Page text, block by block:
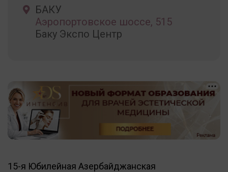
БАКУ
Аэропортовское шоссе, 515
Баку Экспо Центр
18+
15-я Юбилейная Азербайджанская